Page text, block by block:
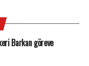
Barkan göreve